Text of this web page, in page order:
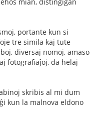
portante kun si
tre simila kaj tute
diversaj nomoj, amaso
fotografiaĵoj, da helaj
skribis al mi dum
kun la malnova eldono